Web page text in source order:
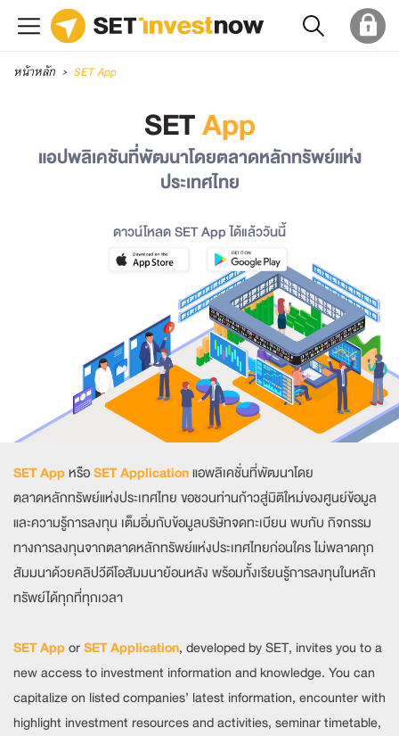
หน้าหลัก SET App
SETApp
แอปพลิเคชันที่พัฒนาโดยตลาดหลักทรัพย์แห่ง
ประเทศไทย
ดาวน์โหลด SET App ได้แล้ววันนี้
SET AppหรือSET Applicationแอพลิเคชั่นที่พัฒนาโดย
ตลาดหลักทรัพย์แห่งประเทศไทย ขอชวนท่านก้าวสู่มิติใหม่ของศูนย์ข้อมูล
และความรู้การลงทุน เต็มอิ่มกับข้อมูลบริษัทจดทะเบียน พบกับ กิจกรรม
ทางการลงทุนจากตลาดหลักทรัพย์แห่งประเทศไทยก่อนใคร ไม่พลาดทุก
สัมมนาด้วยคลิปวีดีโอสัมมนาย้อนหลัง พร้อมทั้งเรียนรู้การลงทุนในหลัก
ทรัพย์ได้ทุกที่ทุกเวลา
SET ApporSET Application, developed by SET, invites you to a
new access to investment information and knowledge. You can
capitalize on listed companies’ latest information, encounter with
highlight investment resources and activities, seminar timetable,